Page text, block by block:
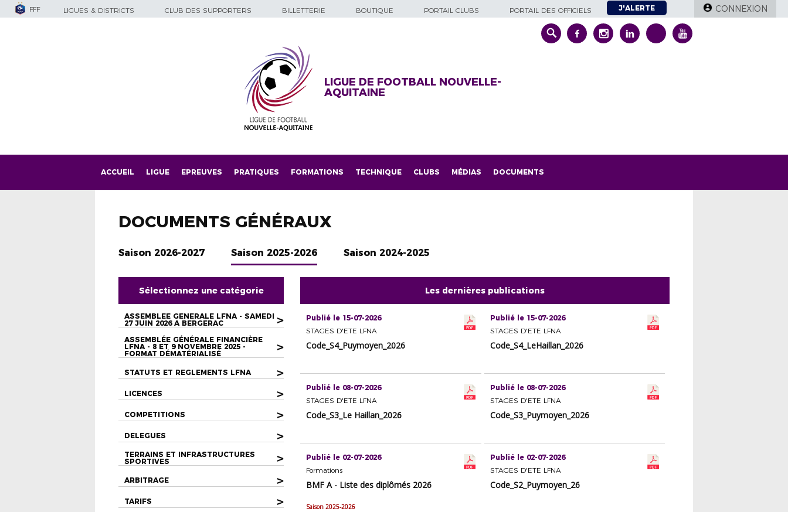
FFF LIGUES & DISTRICTS CLUB DES SUPPORTERS BILLETTERIE BOUTIQUE PORTAIL CLUBS PORTAIL DES OFFICIELS J'ALERTE CONNEXION
LIGUE DE FOOTBALL NOUVELLE-
AQUITAINE
ACCUEIL LIGUE EPREUVES PRATIQUES FORMATIONS TECHNIQUE CLUBS MÉDIAS DOCUMENTS
DOCUMENTS GÉNÉRAUX
Saison 2026-2027 Saison 2025-2026 Saison 2024-2025
Sélectionnez une catégorie
ASSEMBLEE GENERALE LFNA - SAMEDI
27 JUIN 2026 A BERGERAC
>
ASSEMBLÉE GÉNÉRALE FINANCIÈRE
LFNA - 8 ET 9 NOVEMBRE 2025 -
FORMAT DÉMATÉRIALISÉ
>
STATUTS ET REGLEMENTS LFNA >
LICENCES >
COMPETITIONS >
DELEGUES >
TERRAINS ET INFRASTRUCTURES
SPORTIVES
>
ARBITRAGE >
TARIFS >
Les dernières publications
Publié le 15-07-2026
STAGES D'ETE LFNA
Code_S4_Puymoyen_2026
Publié le 15-07-2026
STAGES D'ETE LFNA
Code_S4_LeHaillan_2026
Publié le 08-07-2026
STAGES D'ETE LFNA
Code_S3_Le Haillan_2026
Publié le 08-07-2026
STAGES D'ETE LFNA
Code_S3_Puymoyen_2026
Publié le 02-07-2026
Formations
BMF A - Liste des diplômés 2026
Saison 2025-2026
Publié le 02-07-2026
STAGES D'ETE LFNA
Code_S2_Puymoyen_26